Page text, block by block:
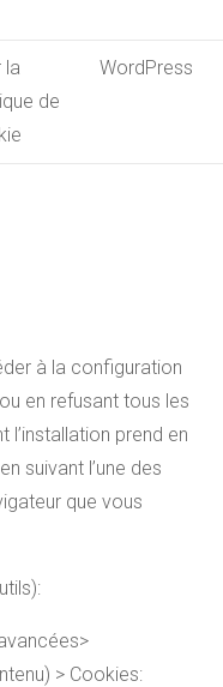
la
de
WordPress
à la configuration
en refusant tous les
prend en
suivant l’une des
que vous
> Cookies: